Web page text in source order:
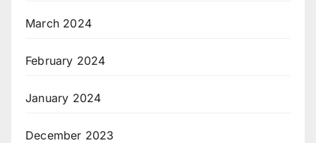
March 2024
February 2024
January 2024
December 2023